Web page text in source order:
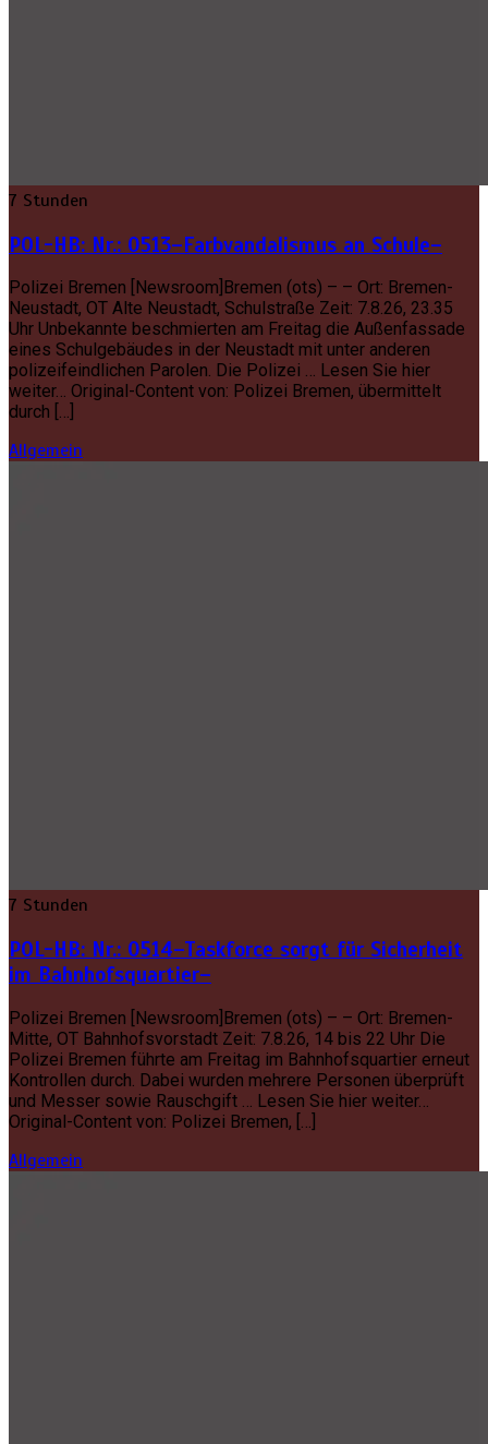
7 Stunden
POL-HB: Nr.: 0513–Farbvandalismus an Schule–
Polizei Bremen [Newsroom]Bremen (ots) – – Ort: Bremen-
Neustadt, OT Alte Neustadt, Schulstraße Zeit: 7.8.26, 23.35
Uhr Unbekannte beschmierten am Freitag die Außenfassade
eines Schulgebäudes in der Neustadt mit unter anderen
polizeifeindlichen Parolen. Die Polizei … Lesen Sie hier
weiter… Original-Content von: Polizei Bremen, übermittelt
durch […]
Allgemein
7 Stunden
POL-HB: Nr.: 0514–Taskforce sorgt für Sicherheit
im Bahnhofsquartier–
Polizei Bremen [Newsroom]Bremen (ots) – – Ort: Bremen-
Mitte, OT Bahnhofsvorstadt Zeit: 7.8.26, 14 bis 22 Uhr Die
Polizei Bremen führte am Freitag im Bahnhofsquartier erneut
Kontrollen durch. Dabei wurden mehrere Personen überprüft
und Messer sowie Rauschgift … Lesen Sie hier weiter…
Original-Content von: Polizei Bremen, […]
Allgemein